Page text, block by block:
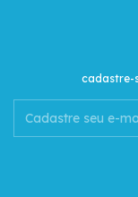
cadastre-